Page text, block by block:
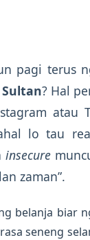
pagi terus
Sultan? Hal
atau
lo tau
insecure
zaman”.
belanja biar
seneng